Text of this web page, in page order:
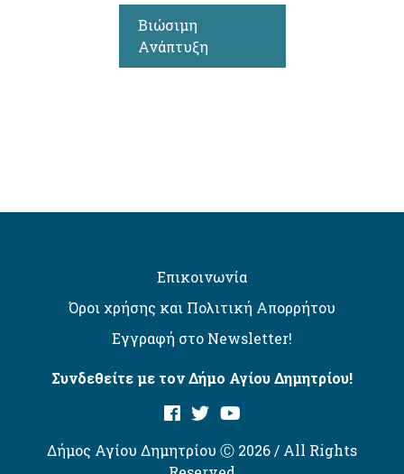
Βιώσιμη
Ανάπτυξη
Επικοινωνία
Όροι χρήσης και Πολιτική Απορρήτου
Εγγραφή στο Newsletter!
Συνδεθείτε με τον Δήμο Αγίου Δημητρίου!
Δήμος Αγίου Δημητρίου Ⓒ 2026 / All Rights